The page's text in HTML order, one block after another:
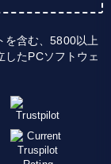
を含む、5800以上
たPCソフトウェ